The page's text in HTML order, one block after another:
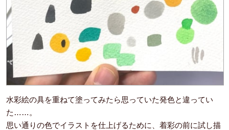
水彩絵の具を重ねて塗ってみたら思っていた発色と違ってい
た……。
思い通りの色でイラストを仕上げるために、着彩の前に試し描